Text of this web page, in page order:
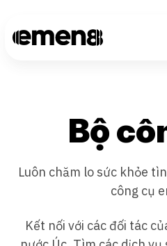
Bộ
Luôn chăm lo sức khỏe
công cụ
Kết nối với các đối tác